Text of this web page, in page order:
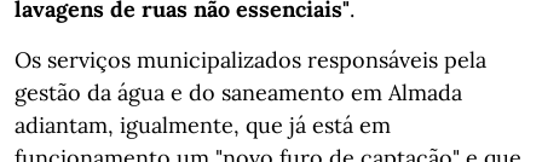
lavagens de ruas não essenciais".
Os serviços municipalizados responsáveis pela
gestão da água e do saneamento em Almada
adiantam, igualmente, que já está em